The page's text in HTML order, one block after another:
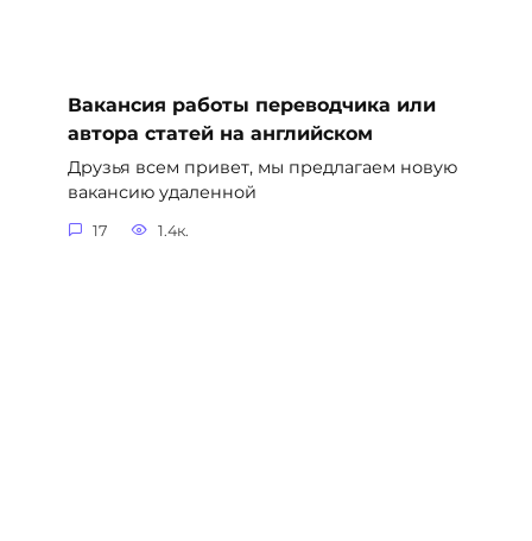
Вакансия работы переводчика или
автора статей на английском
Друзья всем привет, мы предлагаем новую
вакансию удаленной
17 1.4к.